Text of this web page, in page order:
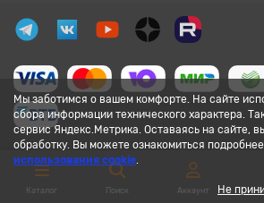
Мы заботимся о вашем комфорте. На сайте
сбора информации технического характера.
сервис Яндекс.Метрика. Оставаясь на сайте,
обработку. Вы можете ознакомиться
использования cookie.
Не
Каталог Поиск Аккаунт